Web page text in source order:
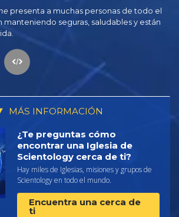
presenta a muchas personas de todo el
manteniendo seguras, saludables y están
MÁS INFORMACIÓN
¿Te preguntas cómo
encontrar una Iglesia de
Scientology cerca de ti?
Hay miles de Iglesias, misiones y grupos de
Scientology en todo el mundo.
Encuentra una cerca de
ti